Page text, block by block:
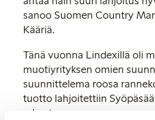
sanoo Suomen Country
Kääriä.
Tänä vuonna Lindexillä oli
muotiyrityksen omien
suunnittelema roosa
tuotto lahjoitettiin
rahastoon.